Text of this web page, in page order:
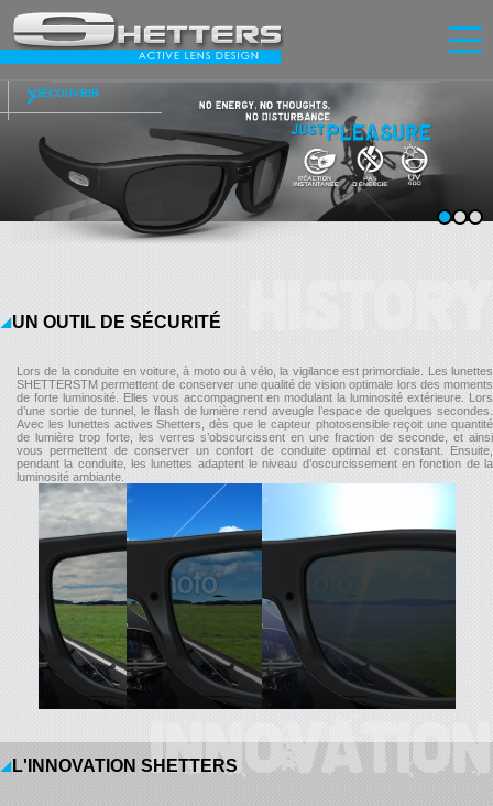
Accueil
Écrans
News
Contact
FR|EN
Se connecter
DÉCOUVRIR
UN OUTIL DE SÉCURITÉ
Lors de la conduite en voiture, à moto ou à vélo, la vigilance est primordiale. Les lunettes
SHETTERSTM permettent de conserver une qualité de vision optimale lors des moments
de forte luminosité. Elles vous accompagnent en modulant la luminosité extérieure. Lors
d’une sortie de tunnel, le flash de lumière rend aveugle l’espace de quelques secondes.
Avec les lunettes actives Shetters, dès que le capteur photosensible reçoit une quantité
de lumière trop forte, les verres s’obscurcissent en une fraction de seconde, et ainsi
vous permettent de conserver un confort de conduite optimal et constant. Ensuite,
pendant la conduite, les lunettes adaptent le niveau d’oscurcissement en fonction de la
luminosité ambiante.
L'INNOVATION SHETTERSINNOVATION